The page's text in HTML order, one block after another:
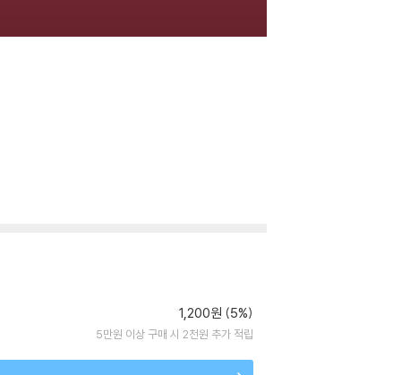
1,200원 (5%)
5만원 이상 구매 시 2천원 추가 적립